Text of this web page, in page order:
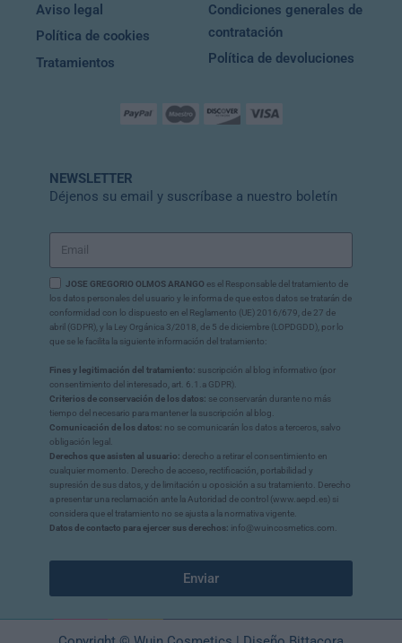
Aviso legal
Política de cookies
Tratamientos
Condiciones generales de
contratación
Política de devoluciones
NEWSLETTER
Déjenos su email y suscríbase a nuestro boletín
JOSE GREGORIO OLMOS ARANGO es el Responsable del tratamiento de
los datos personales del usuario y le informa de que estos datos se tratarán de
conformidad con lo dispuesto en el Reglamento (UE) 2016/679, de 27 de
abril (GDPR), y la Ley Orgánica 3/2018, de 5 de diciembre (LOPDGDD), por lo
que se le facilita la siguiente información del tratamiento:
Fines y legitimación del tratamiento: suscripción al blog informativo (por
consentimiento del interesado, art. 6.1.a GDPR).
Criterios de conservación de los datos: se conservarán durante no más
tiempo del necesario para mantener la suscripción al blog.
Comunicación de los datos: no se comunicarán los datos a terceros, salvo
obligación legal.
Derechos que asisten al usuario: derecho a retirar el consentimiento en
cualquier momento. Derecho de acceso, rectificación, portabilidad y
supresión de sus datos, y de limitación u oposición a su tratamiento. Derecho
a presentar una reclamación ante la Autoridad de control (www.aepd.es) si
considera que el tratamiento no se ajusta a la normativa vigente.
Datos de contacto para ejercer sus derechos: info@wuincosmetics.com.
Enviar